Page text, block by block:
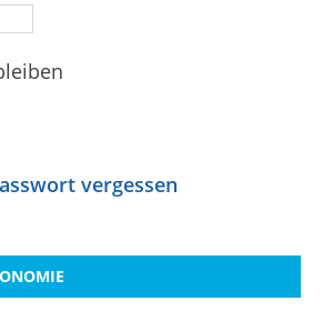
vergessen